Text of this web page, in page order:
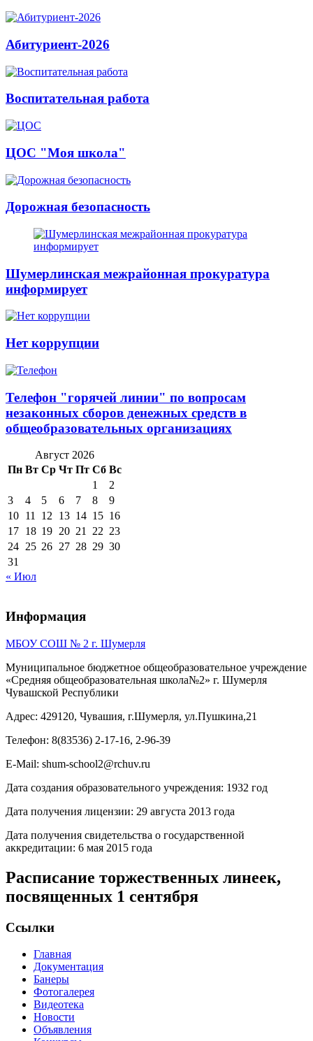
Абитуриент-2026
Воспитательная работа
ЦОС "Моя школа"
Дорожная безопасность
Шумерлинская межрайонная прокуратура
информирует
Нет коррупции
Телефон "горячей линии" по вопросам
незаконных сборов денежных средств в
общеобразовательных организациях
Август 2026
Пн Вт Ср Чт Пт Сб Вс
1
2
3
4 5 6 7 8
9
10 11 12 13 14 15 16
17 18 19 20 21 22 23
24 25 26 27 28 29 30
31
« Июл
Информация
МБОУ СОШ № 2 г. Шумерля
Муниципальное бюджетное общеобразовательное учреждение
«Средняя общеобразовательная школа№2» г. Шумерля
Чувашской Республики
Адрес: 429120, Чувашия, г.Шумерля, ул.Пушкина,21
Телефон: 8(83536) 2-17-16, 2-96-39
E-Mail: shum-school2@rchuv.ru
Дата создания образовательного учреждения: 1932 год
Дата получения лицензии: 29 августа 2013 года
Дата получения свидетельства о государственной
аккредитации: 6 мая 2015 года
Расписание торжественных линеек,
посвященных 1 сентября
Ссылки
Главная
Документация
Банеры
Фотогалерея
Видеотека
Новости
Объявления